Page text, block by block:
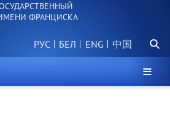
ФРАНЦИСКА
РУС БЕЛ 中国